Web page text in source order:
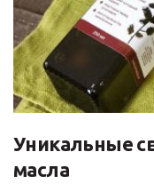
Уникальные
масла